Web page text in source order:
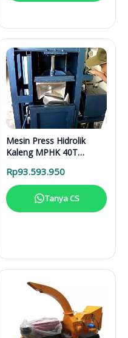
Mesin Press Hidrolik
Kaleng MPHK 40T
Rp93.593.950
Tanya CS